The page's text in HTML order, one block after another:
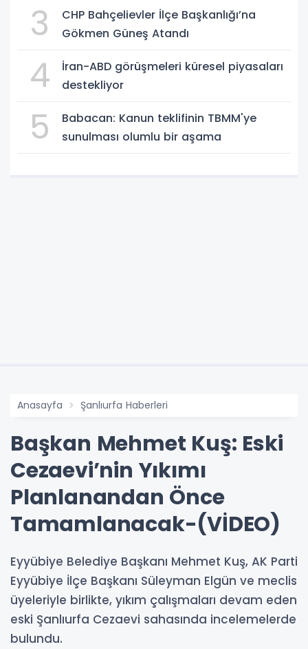
3
CHP Bahçelievler İlçe Başkanlığı’na
Gökmen Güneş Atandı
4
İran-ABD görüşmeleri küresel piyasaları
destekliyor
5
Babacan: Kanun teklifinin TBMM'ye
sunulması olumlu bir aşama
Anasayfa Şanlıurfa Haberleri
Başkan Mehmet Kuş: Eski
Cezaevi’nin Yıkımı
Planlanandan Önce
Tamamlanacak-(VİDEO)
Eyyübiye Belediye Başkanı Mehmet Kuş, AK Parti
Eyyübiye İlçe Başkanı Süleyman Elgün ve meclis
üyeleriyle birlikte, yıkım çalışmaları devam eden
eski Şanlıurfa Cezaevi sahasında incelemelerde
bulundu.